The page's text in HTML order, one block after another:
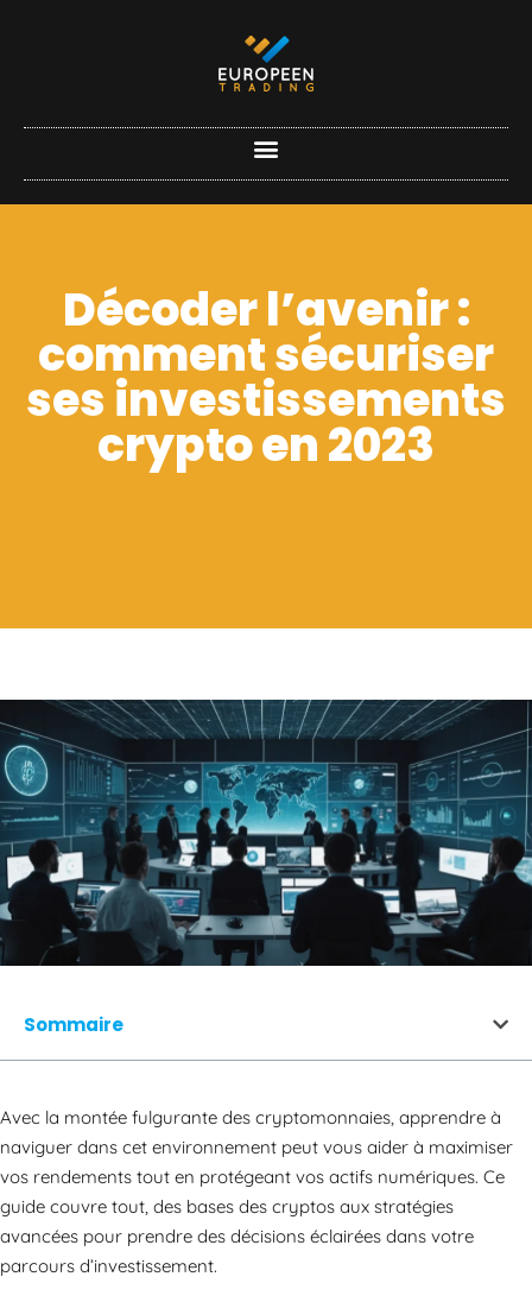
Décoder l’avenir :
comment sécuriser
ses investissements
crypto en 2023
Sommaire
Avec la montée fulgurante des cryptomonnaies, apprendre à
naviguer dans cet environnement peut vous aider à maximiser
vos rendements tout en protégeant vos actifs numériques. Ce
guide couvre tout, des bases des cryptos aux stratégies
avancées pour prendre des décisions éclairées dans votre
parcours d’investissement.